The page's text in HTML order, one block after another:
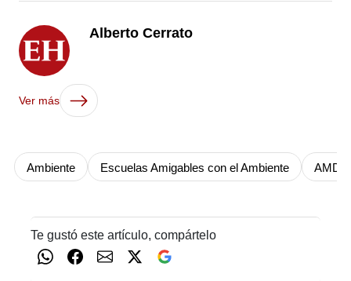
Alberto Cerrato
Ver más
Ambiente Escuelas Amigables con el Ambiente AMDC
Te gustó este artículo, compártelo